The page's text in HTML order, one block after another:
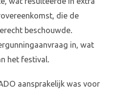
die de
beschouwde.
in, wat
het festival.
aansprakelijk was voor